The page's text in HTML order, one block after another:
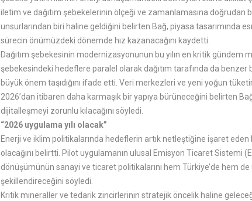
iletim ve dağıtım şebekelerinin ölçeği ve zamanlamasına doğrudan
unsurlarından biri haline geldiğini belirten Bağ, piyasa tasarımında
sürecin önümüzdeki dönemde hız kazanacağını kaydetti.
Dağıtım şebekesinin modernizasyonunun bu yılın en kritik gündem
şebekesindeki hedeflere paralel olarak dağıtım tarafında da benzer
büyük önem taşıdığını ifade etti. Veri merkezleri ve yeni yoğun
2026’dan itibaren daha karmaşık bir yapıya bürüneceğini belirten
dijitalleşmeyi zorunlu kılacağını söyledi.
“2026 uygulama yılı olacak”
Enerji ve iklim politikalarında hedeflerin artık netleştiğine işaret eden
olacağını belirtti. Pilot uygulamanın ulusal Emisyon Ticaret Sistemi
dönüşümünün sanayi ve ticaret politikalarını hem Türkiye’de hem
şekillendireceğini söyledi.
Kritik mineraller ve tedarik zincirlerinin stratejik öncelik haline